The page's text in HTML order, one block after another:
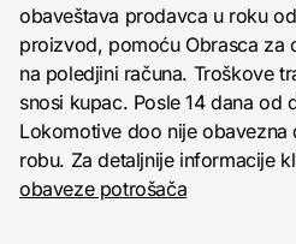
obaveštava prodavca u roku
proizvod, pomoću Obrasca za
na poledjini računa. Troškove
snosi kupac. Posle 14 dana od
Lokomotive doo nije obavezna
robu. Za detaljnije informacije
obaveze potrošača